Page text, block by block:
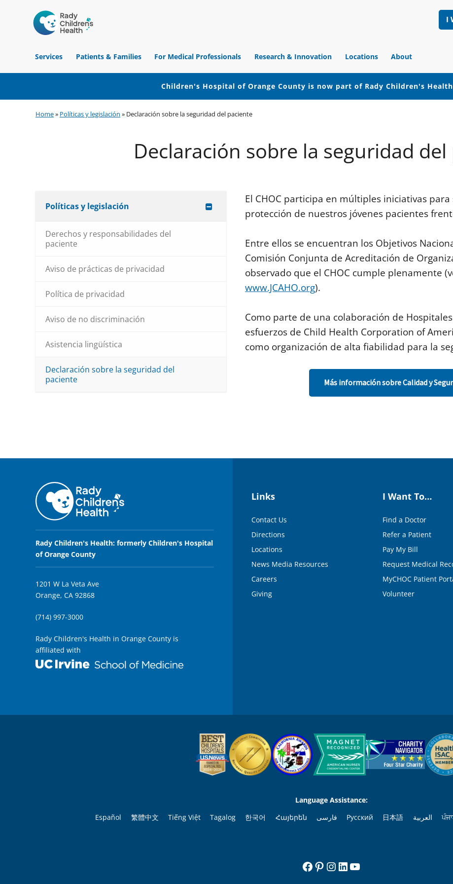
Hospital
of
Orange
I
Services
Patients & Families For Medical Professionals Research & Innovation Locations About
Children's Hospital of Orange County is now part of Rady Children's
to
to
to
Home» Políticas y legislación » Declaración sobre la seguridad del paciente
Declaración sobre la seguridad
Políticas y legislación
Derechos y responsabilidades del
paciente
Aviso de prácticas de privacidad
Política de privacidad
Aviso de no discriminación
Asistencia lingüística
Declaración sobre la seguridad del
paciente
El CHOC participa en múltiples iniciativas
protección de nuestros jóvenes pacientes
Entre ellos se encuentran los Objetivos
Comisión Conjunta de Acreditación de
observado que el CHOC cumple plenamente
www.JCAHO.org).
Como parte de una colaboración de
esfuerzos de Child Health Corporation of
como organización de alta fiabilidad para la
Más información sobre Calidad y
Rady Children's Health: formerly Children's Hospital
of Orange County
1201 W La Veta Ave
Orange, CA 92868
(714) 997-3000
Rady Children's Health in Orange County is
affiliated with
Links
Contact Us
Directions
Locations
News Media Resources
Careers
Giving
I Want To…
Find a Doctor
Refer a Patient
Pay My Bill
Request Medical
MyCHOC Patient
Volunteer
Language Assistance:
Español
繁體中文 Tiếng Việt Tagalog 한국어 Հայերեն فارسی Русский 日本語 العربية
Facebook
Pinterest
Instagram
LinkedIn